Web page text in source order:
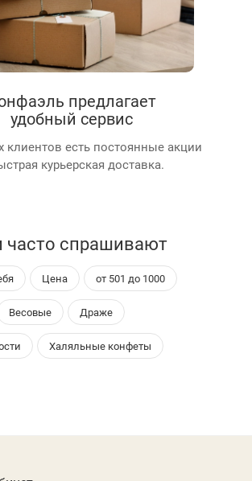
предлагает
удобный сервис
клиентов есть постоянные акции
курьерская доставка.
часто спрашивают
Цена от 501 до 1000
Весовые Драже
Халяльные конфеты